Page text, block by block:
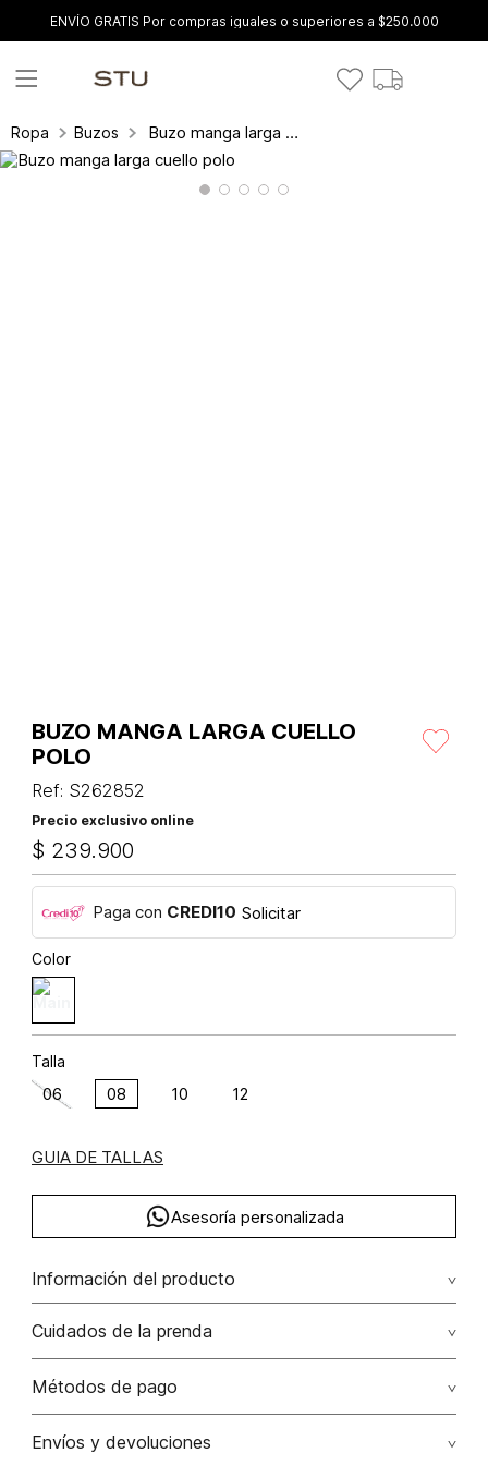
ENVÍO GRATIS Por compras iguales o superiores a $250.000
Ropa Buzos Buzo manga larga cuello polo
BUZO MANGA LARGA CUELLO
POLO
Ref: S262852
Precio exclusivo online
$ 239.900
Paga con CREDI10 Solicitar
Color
Talla
06 08 10 12
GUIA DE TALLAS
Asesoría personalizada
Información del producto
Buzo manga larga cuello polo viscosa 70% poliamida 30%
70.00% viscosa/viscose30.00% poliamida/polyamide
Cuidados de la prenda
Lavado profesional en seco. evite el roce de la prenda
No lavar
Métodos de pago
Tarjetas de crédito: Visa, Dinners, Master Card y American
Envíos y devoluciones